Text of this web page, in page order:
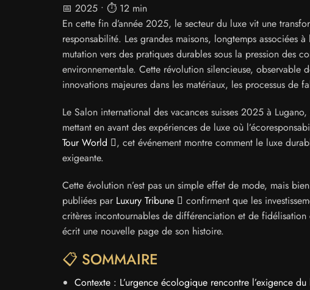
📅 2025 • ⏱️ 12 min
En cette fin d’année 2025, le secteur du luxe vit une
responsabilité. Les grandes maisons, longtemps associées
mutation vers des pratiques durables sous la pression des
environnementale. Cette révolution silencieuse, observable
innovations majeures dans les matériaux, les processus de
Le Salon international des vacances suisses 2025 à
mettant en avant des expériences de luxe où
Tour World
, cet événement montre comment le luxe
exigeante.
Cette évolution n’est pas un simple effet de mode, mais
publiées par Luxury Tribune
confirment que les
critères incontournables de différenciation et de
écrit une nouvelle page de son histoire.
📋 SOMMAIRE
Contexte : L’urgence écologique rencontre l’exigence du